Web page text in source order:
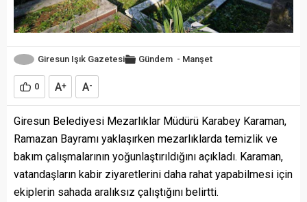
Giresun Işık Gazetesi Gündem - Manşet
0 A+ A-
Giresun Belediyesi Mezarlıklar Müdürü Karabey Karaman,
Ramazan Bayramı yaklaşırken mezarlıklarda temizlik ve
bakım çalışmalarının yoğunlaştırıldığını açıkladı. Karaman,
vatandaşların kabir ziyaretlerini daha rahat yapabilmesi için
ekiplerin sahada aralıksız çalıştığını belirtti.